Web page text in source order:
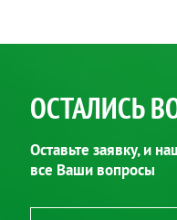
ОСТАЛИСЬ
Оставьте заявку, и
все Ваши вопросы